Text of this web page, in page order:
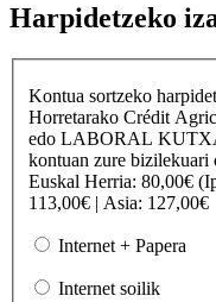
Harpidetzeko
Kontua sortzeko
Horretarako Crédit
edo LABORAL
kontuan zure bizilekuari
Euskal Herria: 80,00€
113,00€ | Asia: 127,00€
Internet + Papera
Internet soilik